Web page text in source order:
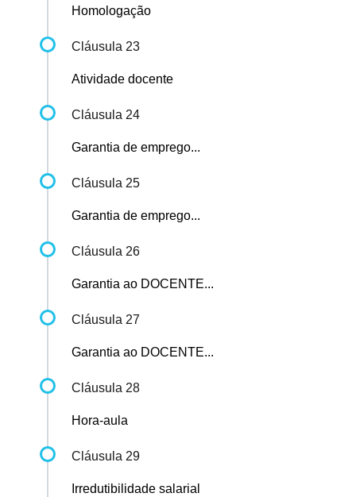
Homologação
Cláusula 23
Atividade docente
Cláusula 24
Garantia de emprego...
Cláusula 25
Garantia de emprego...
Cláusula 26
Garantia ao DOCENTE...
Cláusula 27
Garantia ao DOCENTE...
Cláusula 28
Hora-aula
Cláusula 29
Irredutibilidade salarial